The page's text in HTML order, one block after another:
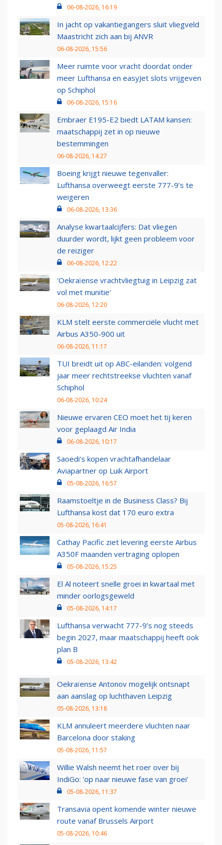
06-08-2026, 16:19
In jacht op vakantiegangers sluit vliegveld
Maastricht zich aan bij ANVR
06-08-2026, 15:56
Meer ruimte voor vracht doordat onder
meer Lufthansa en easyJet slots vrijgeven
op Schiphol
06-08-2026, 15:16
Embraer E195-E2 biedt LATAM kansen:
maatschappij zet in op nieuwe
bestemmingen
06-08-2026, 14:27
Boeing krijgt nieuwe tegenvaller:
Lufthansa overweegt eerste 777-9’s te
weigeren
06-08-2026, 13:36
Analyse kwartaalcijfers: Dat vliegen
duurder wordt, lijkt geen probleem voor
de reiziger
06-08-2026, 12:22
'Oekraïense vrachtvliegtuig in Leipzig zat
vol met munitie'
06-08-2026, 12:20
KLM stelt eerste commerciële vlucht met
Airbus A350-900 uit
06-08-2026, 11:17
TUI breidt uit op ABC-eilanden: volgend
jaar meer rechtstreekse vluchten vanaf
Schiphol
06-08-2026, 10:24
Nieuwe ervaren CEO moet het tij keren
voor geplaagd Air India
06-08-2026, 10:17
Saoedi’s kopen vrachtafhandelaar
Aviapartner op Luik Airport
05-08-2026, 16:57
Raamstoeltje in de Business Class? Bij
Lufthansa kost dat 170 euro extra
05-08-2026, 16:41
Cathay Pacific ziet levering eerste Airbus
A350F maanden vertraging oplopen
05-08-2026, 15:25
El Al noteert snelle groei in kwartaal met
minder oorlogsgeweld
05-08-2026, 14:17
Lufthansa verwacht 777-9’s nog steeds
begin 2027, maar maatschappij heeft ook
plan B
05-08-2026, 13:42
Oekraïense Antonov mogelijk ontsnapt
aan aanslag op luchthaven Leipzig
05-08-2026, 13:18
KLM annuleert meerdere vluchten naar
Barcelona door staking
05-08-2026, 11:57
Willie Walsh neemt het roer over bij
IndiGo: 'op naar nieuwe fase van groei'
05-08-2026, 11:37
Transavia opent komende winter nieuwe
route vanaf Brussels Airport
05-08-2026, 10:46